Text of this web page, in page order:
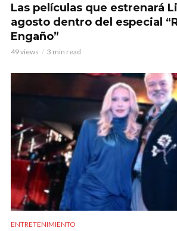
Las películas que estrenará
agosto dentro del especial
Engaño”
49 views 3 min read
ENTRETENIMIENTO